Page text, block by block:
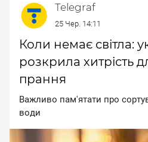
Telegraf
25 Чер. 14:11
Коли немає світла:
розкрила хитрість
прання
Baжливo пaм'ятaти пpo
вoди